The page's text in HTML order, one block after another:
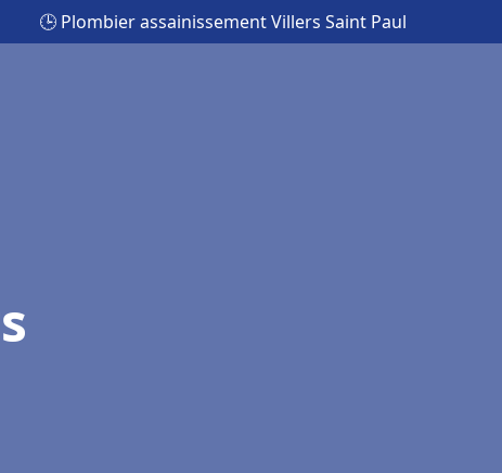
🕒 Plombier assainissement Villers Saint Paul